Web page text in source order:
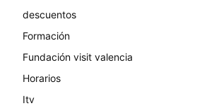
descuentos
Formación
Fundación visit valencia
Horarios
Itv